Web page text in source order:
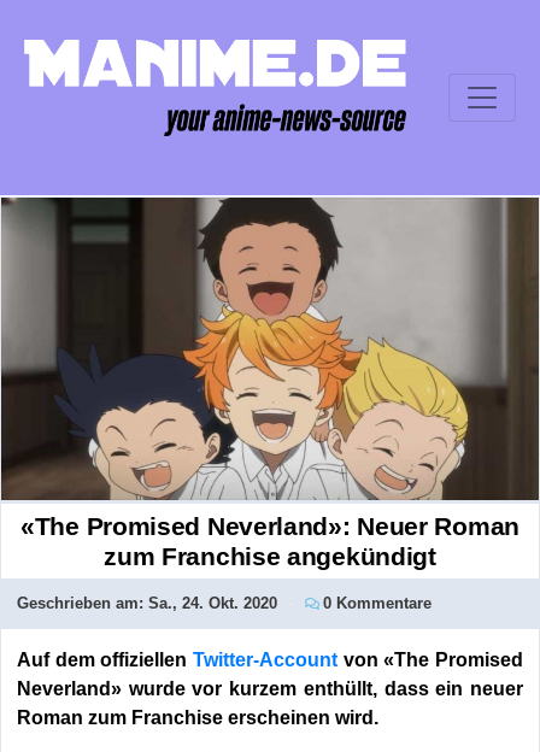
«The Promised Neverland»: Neuer Roman
zum Franchise angekündigt
Geschrieben am: Sa., 24. Okt. 2020 0 Kommentare
Auf dem offiziellen Twitter-Account von «The Promised
Neverland» wurde vor kurzem enthüllt, dass ein neuer
Roman zum Franchise erscheinen wird.